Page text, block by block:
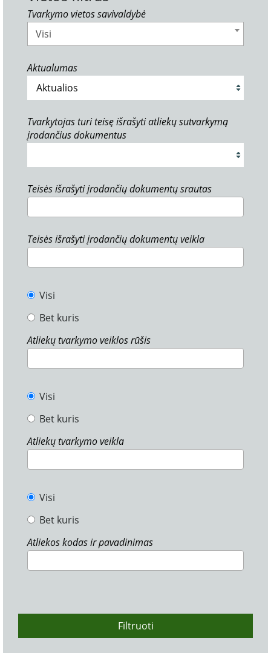
Tvarkymo vietos savivaldybė
Visi
Aktualumas
Tvarkytojas turi teisę išrašyti atliekų sutvarkymą
įrodančius dokumentus
Teisės išrašyti įrodančių dokumentų srautas
Teisės išrašyti įrodančių dokumentų veikla
Visi
Bet kuris
Atliekų tvarkymo veiklos rūšis
Visi
Bet kuris
Atliekų tvarkymo veikla
Visi
Bet kuris
Atliekos kodas ir pavadinimas
Filtruoti